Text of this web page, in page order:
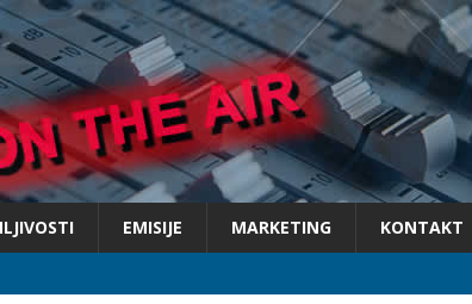
EMISIJE MARKETING KONTAKT